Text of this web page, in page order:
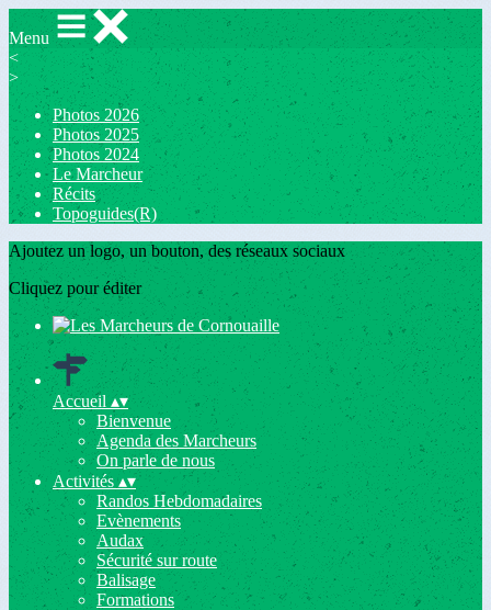
Menu
<
>
Photos 2026
Photos 2025
Photos 2024
Le Marcheur
Récits
Topoguides(R)
Ajoutez un logo, un bouton, des réseaux sociaux
Cliquez pour éditer
Accueil ▴▾
Bienvenue
Agenda des Marcheurs
On parle de nous
Activités▴▾
Randos Hebdomadaires
Evènements
Audax
Sécurité sur route
Balisage
Formations